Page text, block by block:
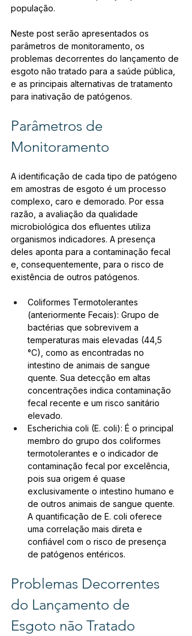
população.
Neste post serão apresentados os
parâmetros de monitoramento, os
problemas decorrentes do lançamento de
esgoto não tratado para a saúde pública,
e as principais alternativas de tratamento
para inativação de patógenos.
Parâmetros de
Monitoramento
A identificação de cada tipo de patógeno
em amostras de esgoto é um processo
complexo, caro e demorado. Por essa
razão, a avaliação da qualidade
microbiológica dos efluentes utiliza
organismos indicadores. A presença
deles aponta para a contaminação fecal
e, consequentemente, para o risco de
existência de outros patógenos.
Coliformes Termotolerantes
(anteriormente Fecais): Grupo de
bactérias que sobrevivem a
temperaturas mais elevadas (44,5
°C), como as encontradas no
intestino de animais de sangue
quente. Sua detecção em altas
concentrações indica contaminação
fecal recente e um risco sanitário
elevado.
Escherichia coli (E. coli): É o principal
membro do grupo dos coliformes
termotolerantes e o indicador de
contaminação fecal por excelência,
pois sua origem é quase
exclusivamente o intestino humano e
de outros animais de sangue quente.
A quantificação de E. coli oferece
uma correlação mais direta e
confiável com o risco de presença
de patógenos entéricos.
Problemas Decorrentes
do Lançamento de
Esgoto não Tratado